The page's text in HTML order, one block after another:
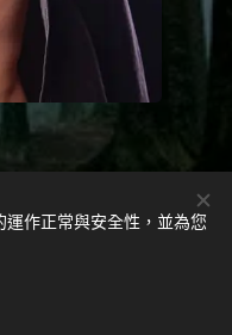
作正常與安全性，並為您